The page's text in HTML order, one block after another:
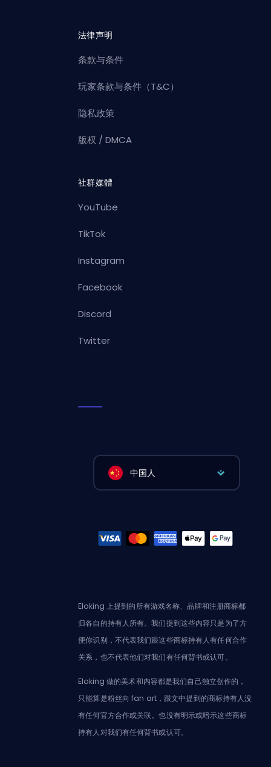
法律声明
条款与条件
玩家条款与条件（T&C）
隐私政策
版权 / DMCA
社群媒體
YouTube
TikTok
Instagram
Facebook
Discord
Twitter
中国人
Eloking 上提到的所有游戏名称、品牌和注册商标都
归各自的持有人所有。我们提到这些内容只是为了方
便你识别，不代表我们跟这些商标持有人有任何合作
关系，也不代表他们对我们有任何背书或认可。
Eloking 做的美术和内容都是我们自己独立创作的，
只能算是粉丝向 fan art，跟文中提到的商标持有人没
有任何官方合作或关联。也没有明示或暗示这些商标
持有人对我们有任何背书或认可。